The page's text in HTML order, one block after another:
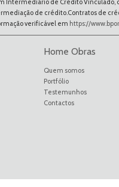
Intermediário de Crédito
de crédito.Contratos de
verificável em https://
Home Obras
Quem somos
Portfólio
Testemunhos
Contactos